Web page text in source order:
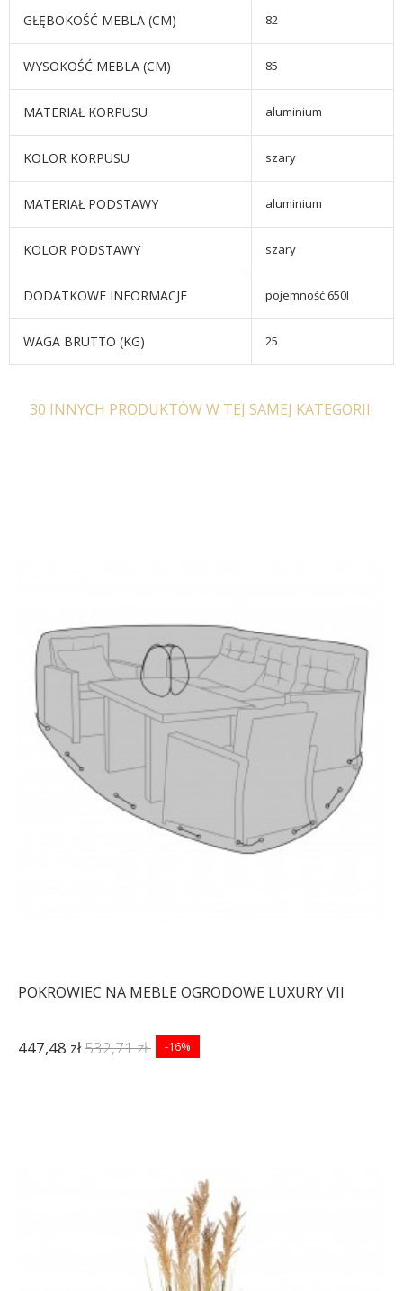
GŁĘBOKOŚĆ MEBLA (CM) 82
WYSOKOŚĆ MEBLA (CM) 85
MATERIAŁ KORPUSU aluminium
KOLOR KORPUSU szary
MATERIAŁ PODSTAWY aluminium
KOLOR PODSTAWY szary
DODATKOWE INFORMACJE pojemność 650l
WAGA BRUTTO (KG) 25
SKRZYNIA OGRODOWA
CASSIS ŚREDNIA SZARA
1 299,97 zł 1 547,59 zł
SKRZYNIA OGRODOWA
DUBROVNIK DUŻA
CZARNA
656,29 zł 781,30 zł
-16%
30 INNYCH PRODUKTÓW W TEJ SAMEJ KATEGORII:
POKROWIEC NA MEBLE OGRODOWE LUXURY VII
447,48 zł532,71 zł -16%